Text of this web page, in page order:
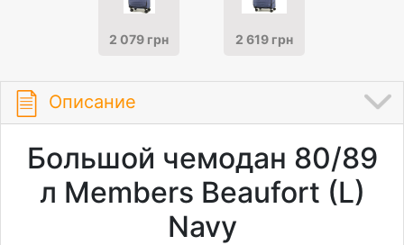
2 079 грн 2 619 грн
Описание
Большой чемодан 80/89
л Members Beaufort (L)
Navy